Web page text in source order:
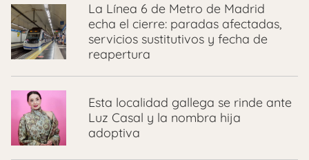
La Línea 6 de Metro de Madrid
echa el cierre: paradas afectadas,
servicios sustitutivos y fecha de
reapertura
Esta localidad gallega se rinde ante
Luz Casal y la nombra hija
adoptiva